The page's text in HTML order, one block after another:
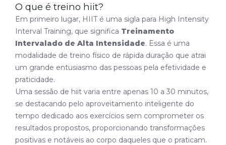
O que é treino hiit?
Em primeiro lugar, HIIT é uma sigla para High Intensity
Interval Training, que significa Treinamento
Intervalado de Alta Intensidade. Essa é uma
modalidade de treino físico de rápida duração que atrai
um grande entusiasmo das pessoas pela efetividade e
praticidade.
Uma sessão de hiit varia entre apenas 10 a 30 minutos,
se destacando pelo aproveitamento inteligente do
tempo dedicado aos exercícios sem comprometer os
resultados propostos, proporcionando transformações
positivas e notáveis ao corpo daqueles que o praticam.